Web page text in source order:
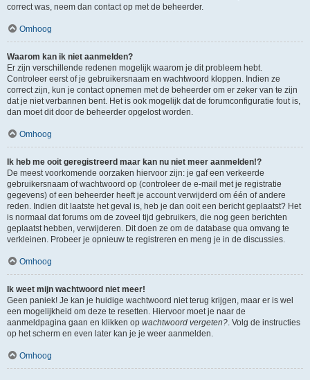
correct was, neem dan contact op met de beheerder.
Omhoog
Waarom kan ik niet aanmelden?
Er zijn verschillende redenen mogelijk waarom je dit probleem hebt.
Controleer eerst of je gebruikersnaam en wachtwoord kloppen. Indien ze
correct zijn, kun je contact opnemen met de beheerder om er zeker van te zijn
dat je niet verbannen bent. Het is ook mogelijk dat de forumconfiguratie fout is,
dan moet dit door de beheerder opgelost worden.
Omhoog
Ik heb me ooit geregistreerd maar kan nu niet meer aanmelden!?
De meest voorkomende oorzaken hiervoor zijn: je gaf een verkeerde
gebruikersnaam of wachtwoord op (controleer de e-mail met je registratie
gegevens) of een beheerder heeft je account verwijderd om één of andere
reden. Indien dit laatste het geval is, heb je dan ooit een bericht geplaatst? Het
is normaal dat forums om de zoveel tijd gebruikers, die nog geen berichten
geplaatst hebben, verwijderen. Dit doen ze om de database qua omvang te
verkleinen. Probeer je opnieuw te registreren en meng je in de discussies.
Omhoog
Ik weet mijn wachtwoord niet meer!
Geen paniek! Je kan je huidige wachtwoord niet terug krijgen, maar er is wel
een mogelijkheid om deze te resetten. Hiervoor moet je naar de
aanmeldpagina gaan en klikken op wachtwoord vergeten?. Volg de instructies
op het scherm en even later kan je je weer aanmelden.
Omhoog